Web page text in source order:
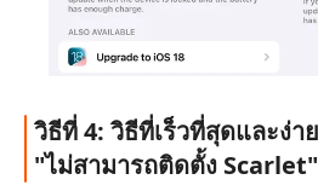
วิธีที่ 4: วิธีที่เร็วที่สุดและง่
"ไม่สามารถติดตั้ง Scarlet"